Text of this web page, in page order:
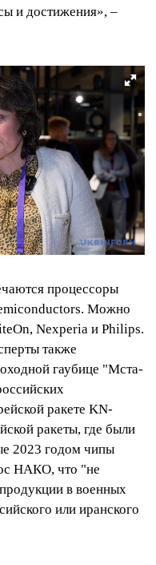
и достижения», –
процессоры
Можно
Nexperia и Philips.
также
гаубице "Мста-
ракете KN-
ракеты, где были
2023 годом чипы
НАКО, что "не
в военных
или иранского